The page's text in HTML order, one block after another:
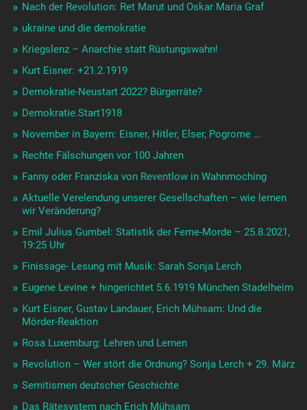
Nach der Revolution: Ret Marut und Oskar Maria Graf
ukraine und die demokratie
Kriegslenz – Anarchie statt Rüstungswahn!
Kurt Eisner: +21.2.1919
Demokratie-Neustart 2022? Bürgerräte?
Demokratie.Start1918
November in Bayern: Eisner, Hitler, Elser, Pogrome …
Rechte Fälschungen vor 100 Jahren
Fanny oder Franziska von Reventlow in Wahnmoching
Aktuelle Verelendung unserer Gesellschaften – wie lernen
wir Veränderung?
Emil Julius Gumbel: Statistik der Feme-Morde – 25.8.2021,
19:25 Uhr
Finissage- Lesung mit Musik: Sarah Sonja Lerch
Eugene Levine + hingerichtet 5.6.1919 München Stadelheim
Kurt Eisner, Gustav Landauer, Erich Mühsam: Und die
Mörder-Reaktion
Rosa Luxemburg: Lehren und Lernen
Revolution – Wer stört die Ordnung? Sonja Lerch + 29. März
Semitismen deutscher Geschichte
Das Rätesystem nach Erich Mühsam